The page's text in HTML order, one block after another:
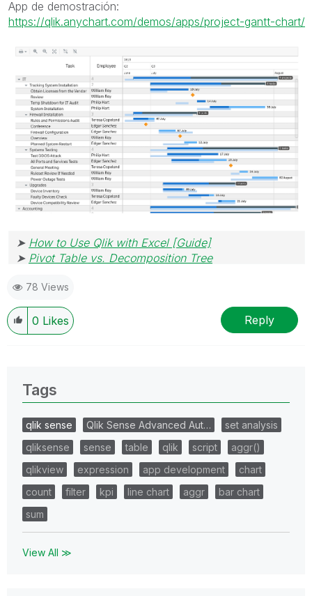
App de demostración:
https://qlik.anychart.com/demos/apps/project-gantt-chart/
➤ How to Use Qlik with Excel [Guide]
➤ Pivot Table vs. Decomposition Tree
78 Views
0 Likes Reply
Tags
qlik sense Qlik Sense Advanced Aut…
set analysis
qliksense
sense table qlik script
aggr()
qlikview
expression app development
chart
count
filter kpi line chart aggr
bar chart
sum
View All ≫